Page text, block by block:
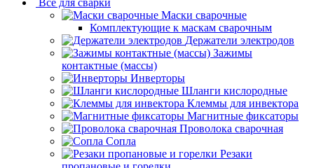
Все для сварки
Маски сварочные
Комплектующие к маскам сварочным
Держатели электродов
Зажимы
контактные (массы)
Инверторы
Шланги кислородные
Клеммы для инвектора
Магнитные фиксаторы
Проволока сварочная
Сопла
Резаки